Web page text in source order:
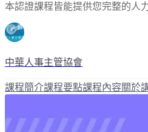
本認證課程皆能提供您完整的人
中華人事主管協會
課程簡介課程要點課程內容關於